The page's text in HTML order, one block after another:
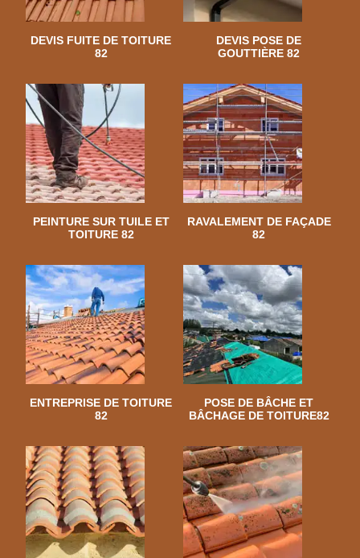
DEVIS FUITE DE TOITURE
82
DEVIS POSE DE
GOUTTIÈRE 82
PEINTURE SUR TUILE ET
TOITURE 82
RAVALEMENT DE FAÇADE
82
ENTREPRISE DE TOITURE
82
POSE DE BÂCHE ET
BÂCHAGE DE TOITURE82